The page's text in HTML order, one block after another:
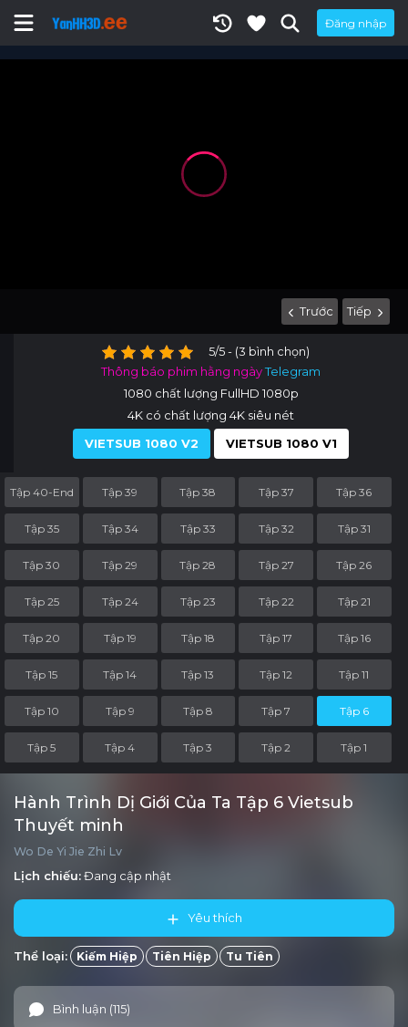
Đăng nhập
Trước Tiếp
5/5 - (3 bình chọn)
Thông báo phim hằng ngàyTelegram
1080 chất lượng FullHD 1080p
4K có chất lượng 4K siêu nét
VIETSUB 1080 V2
VIETSUB 1080 V1
Tập 40-End Tập 39 Tập 38 Tập 37 Tập 36
Tập 35 Tập 34 Tập 33 Tập 32 Tập 31
Tập 30 Tập 29 Tập 28 Tập 27 Tập 26
Tập 25 Tập 24 Tập 23 Tập 22 Tập 21
Tập 20 Tập 19 Tập 18 Tập 17 Tập 16
Tập 15 Tập 14 Tập 13 Tập 12 Tập 11
Tập 10 Tập 9 Tập 8 Tập 7 Tập 6
Tập 5 Tập 4 Tập 3 Tập 2 Tập 1
Hành Trình Dị Giới Của Ta Tập 6 Vietsub
Thuyết minh
Wo De Yi Jie Zhi Lv
Lịch chiếu:Đang cập nhật
Yêu thích
Thể loại: Kiếm Hiệp Tiên Hiệp Tu Tiên
Bình luận (115)